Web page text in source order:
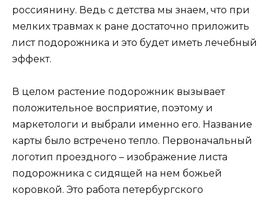
россиянину. Ведь с детства мы знаем, что при
мелких травмах к ране достаточно приложить
лист подорожника и это будет иметь лечебный
эффект.
В целом растение подорожник вызывает
положительное восприятие, поэтому и
маркетологи и выбрали именно его. Название
карты было встречено тепло. Первоначальный
логотип проездного – изображение листа
подорожника с сидящей на нем божьей
коровкой. Это работа петербургского